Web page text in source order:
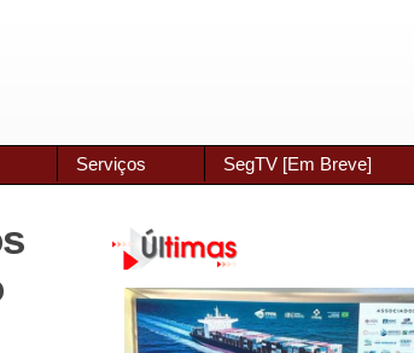
Serviços SegTV [Em Breve]